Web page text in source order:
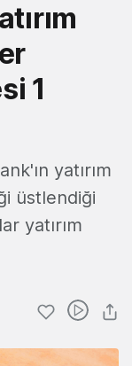
1
yatırım
üstlendiği
yatırım